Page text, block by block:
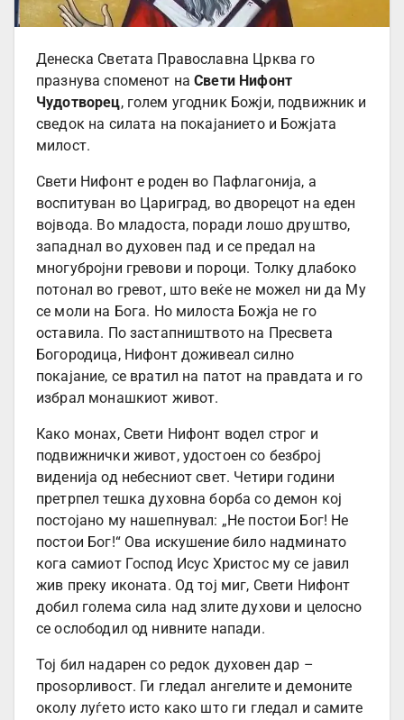
Денеска Светата Православна Црква го
празнува споменот наСвети Нифонт
Чудотворец, голем угодник Божји, подвижник и
сведок на силата на покајанието и Божјата
милост.
Свети Нифонт е роден во Пафлагонија, а
воспитуван во Цариград, во дворецот на еден
војвода. Во младоста, поради лошо друштво,
западнал во духовен пад и се предал на
многубројни гревови и пороци. Толку длабоко
потонал во гревот, што веќе не можел ни да Му
се моли на Бога. Но милоста Божја не го
оставила. По застапништвото на Пресвета
Богородица, Нифонт доживеал силно
покајание, се вратил на патот на правдата и го
избрал монашкиот живот.
Како монах, Свети Нифонт водел строг и
подвижнички живот, удостоен со безброј
виденија од небесниот свет. Четири години
претрпел тешка духовна борба со демон кој
постојано му нашепнувал: „Не постои Бог! Не
постои Бог!“ Ова искушение било надминато
кога самиот Господ Исус Христос му се јавил
жив преку иконата. Од тој миг, Свети Нифонт
добил голема сила над злите духови и целосно
се ослободил од нивните напади.
Тој бил надарен со редок духовен дар –
проѕорливост. Ги гледал ангелите и демоните
околу луѓето исто како што ги гледал и самите